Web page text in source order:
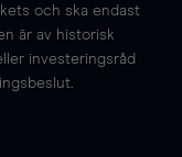
och ska endast
är av historisk
investeringsråd